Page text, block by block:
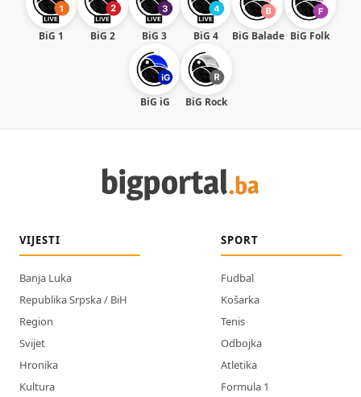
BiG 1 BiG 2 BiG 3 BiG 4 BiG Balade BiG Folk
BiG iG BiG Rock
VIJESTI
Banja Luka
Republika Srpska / BiH
Region
Svijet
Hronika
Kultura
SPORT
Fudbal
Košarka
Tenis
Odbojka
Atletika
Formula 1